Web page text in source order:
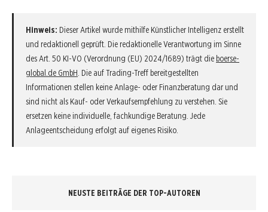
Hinweis: Dieser Artikel wurde mithilfe Künstlicher Intelligenz erstellt
und redaktionell geprüft. Die redaktionelle Verantwortung im Sinne
des Art. 50 KI-VO (Verordnung (EU) 2024/1689) trägt die boerse-
global.de GmbH . Die auf Trading-Treff bereitgestellten
Informationen stellen keine Anlage- oder Finanzberatung dar und
sind nicht als Kauf- oder Verkaufsempfehlung zu verstehen. Sie
ersetzen keine individuelle, fachkundige Beratung. Jede
Anlageentscheidung erfolgt auf eigenes Risiko.
NEUSTE BEITRÄGE DER TOP-AUTOREN